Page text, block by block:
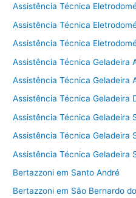
Assistência Técnica
Assistência Técnica
Assistência Técnica
Assistência Técnica Geladeira
Assistência Técnica Geladeira
Assistência Técnica Geladeira
Assistência Técnica Geladeira
Assistência Técnica Geladeira
Assistência Técnica Geladeira
Bertazzoni em Santo André
Bertazzoni em São Bernardo